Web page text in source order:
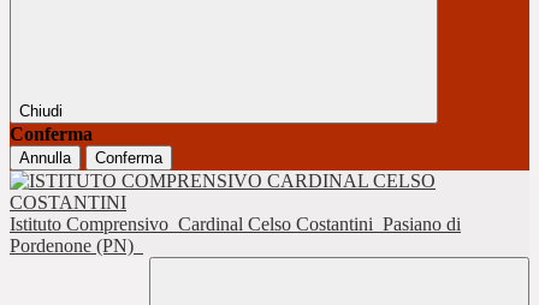
Chiudi
Conferma
Annulla Conferma
Istituto Comprensivo Cardinal Celso Costantini Pasiano di
Pordenone (PN)